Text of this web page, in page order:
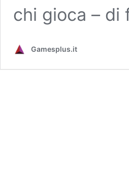
chi gioca –
Gamesplus.it